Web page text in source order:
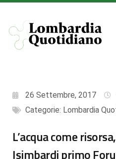
26 Settembre, 2017
Categorie: Lombardia
L’acqua come
Isimbardi primo